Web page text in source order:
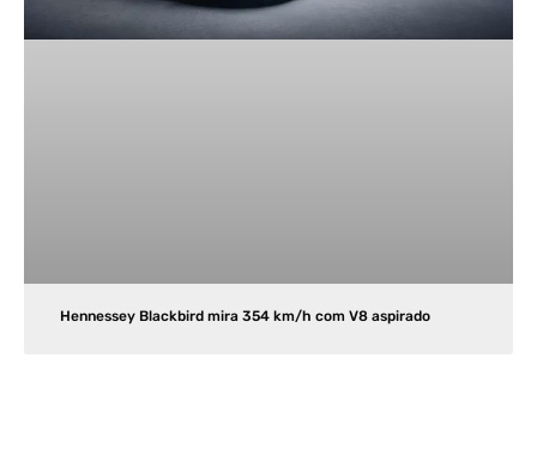
Hennessey Blackbird mira 354 km/h com V8 aspirado